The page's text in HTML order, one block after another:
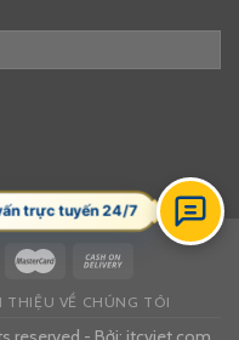
THIỆU VỀ CHÚNG TÔI
trực tuyến 24/7